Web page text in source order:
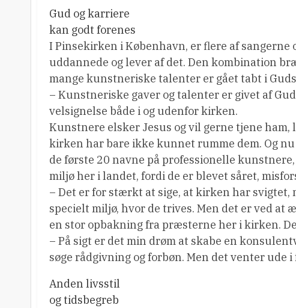
Gud og karriere
kan godt forenes
I Pinsekirken i København, er flere af
uddannede og lever af det. Den kombination
mange kunstneriske talenter er gået tabt i
– Kunstneriske gaver og talenter er givet af
velsignelse både i og udenfor kirken.
Kunstnere elsker Jesus og vil gerne tjene
kirken har bare ikke kunnet rumme dem. Og
de første 20 navne på professionelle
miljø her i landet, fordi de er blevet såret,
– Det er for stærkt at sige, at kirken har
specielt miljø, hvor de trives. Men det er ved
en stor opbakning fra præsterne her i kirken.
– På sigt er det min drøm at skabe en
søge rådgivning og forbøn. Men det venter ude
Anden livsstil
og tidsbegreb